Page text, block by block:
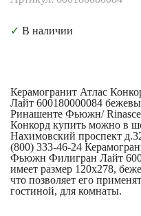
✓ В наличии
Керамогранит Атлас
Лайт 600180000084
Ринашенте Фьюжн/
Конкорд купить можно в
Нахимовский проспект
(800) 333-46-24
Фьюжн Филигран Лайт
имеет размер 120x278,
что позволяет его
гостиной, для комнаты.